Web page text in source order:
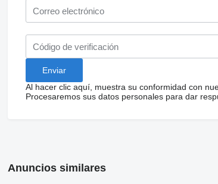
Al hacer clic aquí, muestra su conformidad con
Procesaremos sus datos personales para dar
Anuncios similares